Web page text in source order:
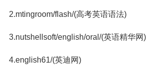
2.mtingroom/flash/(高考英语语法)
3.nutshellsoft/english/oral/(英语精华网)
4.english61/(英迪网)